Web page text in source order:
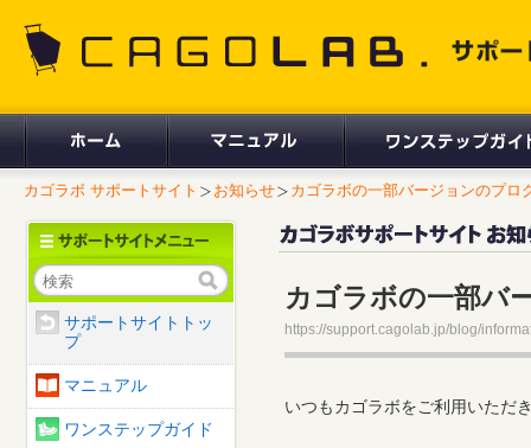
カゴラボ サポートサイト お知らせ カゴラボの一部バージョンのプロ
カゴラボの一部バ
https://support.cagolab.jp/blog/
いつもカゴラボをご利用いただ
検索
サポートサイトトッ
プ
マニュアル
ワンステップガイド